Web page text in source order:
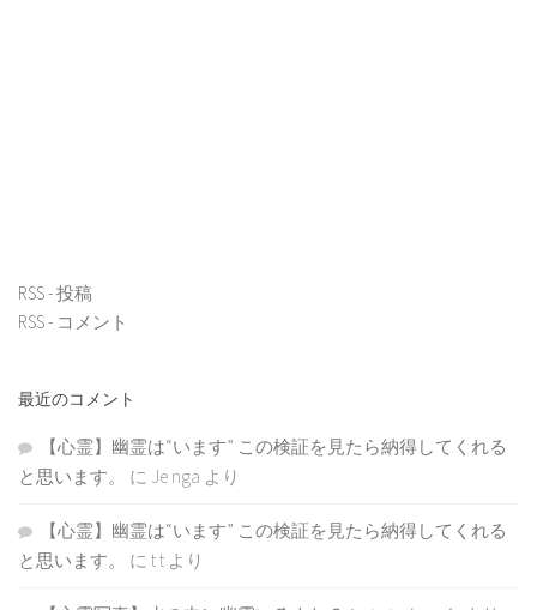
RSS - 投稿
RSS - コメント
最近のコメント
【心霊】幽霊は“います” この検証を見たら納得してくれる
と思います。
に Je nga より
【心霊】幽霊は“います” この検証を見たら納得してくれる
と思います。
に t t より